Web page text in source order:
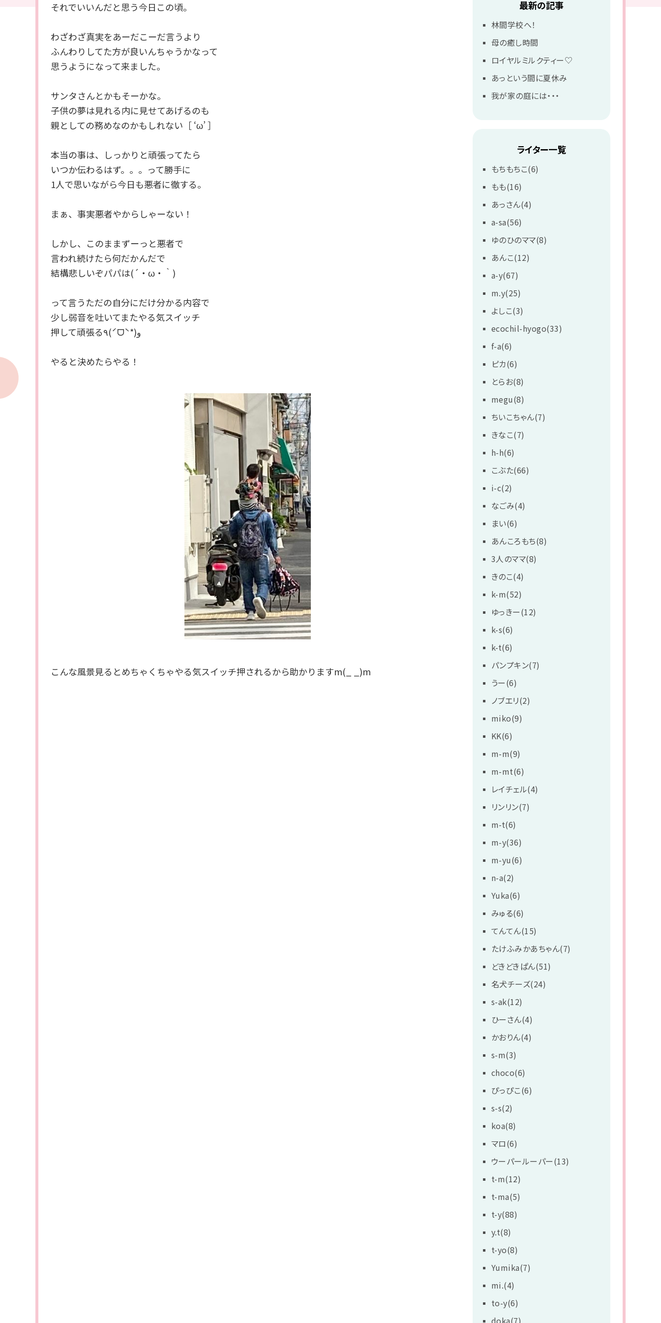
それでいいんだと思う今日この頃。
わざわざ真実をあーだこーだ言うより
ふんわりしてた方が良いんちゃうかなって
思うようになって来ました。
サンタさんとかもそーかな。
子供の夢は見れる内に見せてあげるのも
親としての務めなのかもしれない［ ‘ω’ ］
本当の事は、しっかりと頑張ってたら
いつか伝わるはず。。。って勝手に
1人で思いながら今日も悪者に徹する。
まぁ、事実悪者やからしゃーない！
しかし、このままずーっと悪者で
言われ続けたら何だかんだで
結構悲しいぞパパは(´・ω・｀)
って言うただの自分にだけ分かる内容で
少し弱音を吐いてまたやる気スイッチ
押して頑張る٩(ˊᗜˋ*)و
やると決めたらやる！
こんな風景見るとめちゃくちゃやる気スイッチ押されるから助かりますm(_ _)m
最新の記事
林間学校へ！
母の癒し時間
ロイヤルミルクティー♡
あっという間に夏休み
我が家の庭には・・・
ライター一覧
もちもちこ(6)
もも(16)
あっさん(4)
a-sa(56)
ゆのひのママ(8)
あんこ(12)
a-y(67)
m.y(25)
よしこ(3)
ecochil-hyogo(33)
f-a(6)
ピカ(6)
とらお(8)
megu(8)
ちいこちゃん(7)
きなこ(7)
h-h(6)
こぶた(66)
i-c(2)
なごみ(4)
まい(6)
あんころもち(8)
3人のママ(8)
きのこ(4)
k-m(52)
ゆっきー(12)
k-s(6)
k-t(6)
パンプキン(7)
うー(6)
ノブエリ(2)
miko(9)
KK(6)
m-m(9)
m-mt(6)
レイチェル(4)
リンリン(7)
m-t(6)
m-y(36)
m-yu(6)
n-a(2)
Yuka(6)
みゅる(6)
てんてん(15)
たけふみかあちゃん(7)
どきどきぱん(51)
名犬チーズ(24)
s-ak(12)
ひーさん(4)
かおりん(4)
s-m(3)
choco(6)
ぴっぴこ(6)
s-s(2)
koa(8)
マロ(6)
ウーパールーパー(13)
t-m(12)
t-ma(5)
t-y(88)
y.t(8)
t-yo(8)
Yumika(7)
mi.(4)
to-y(6)
doka(7)